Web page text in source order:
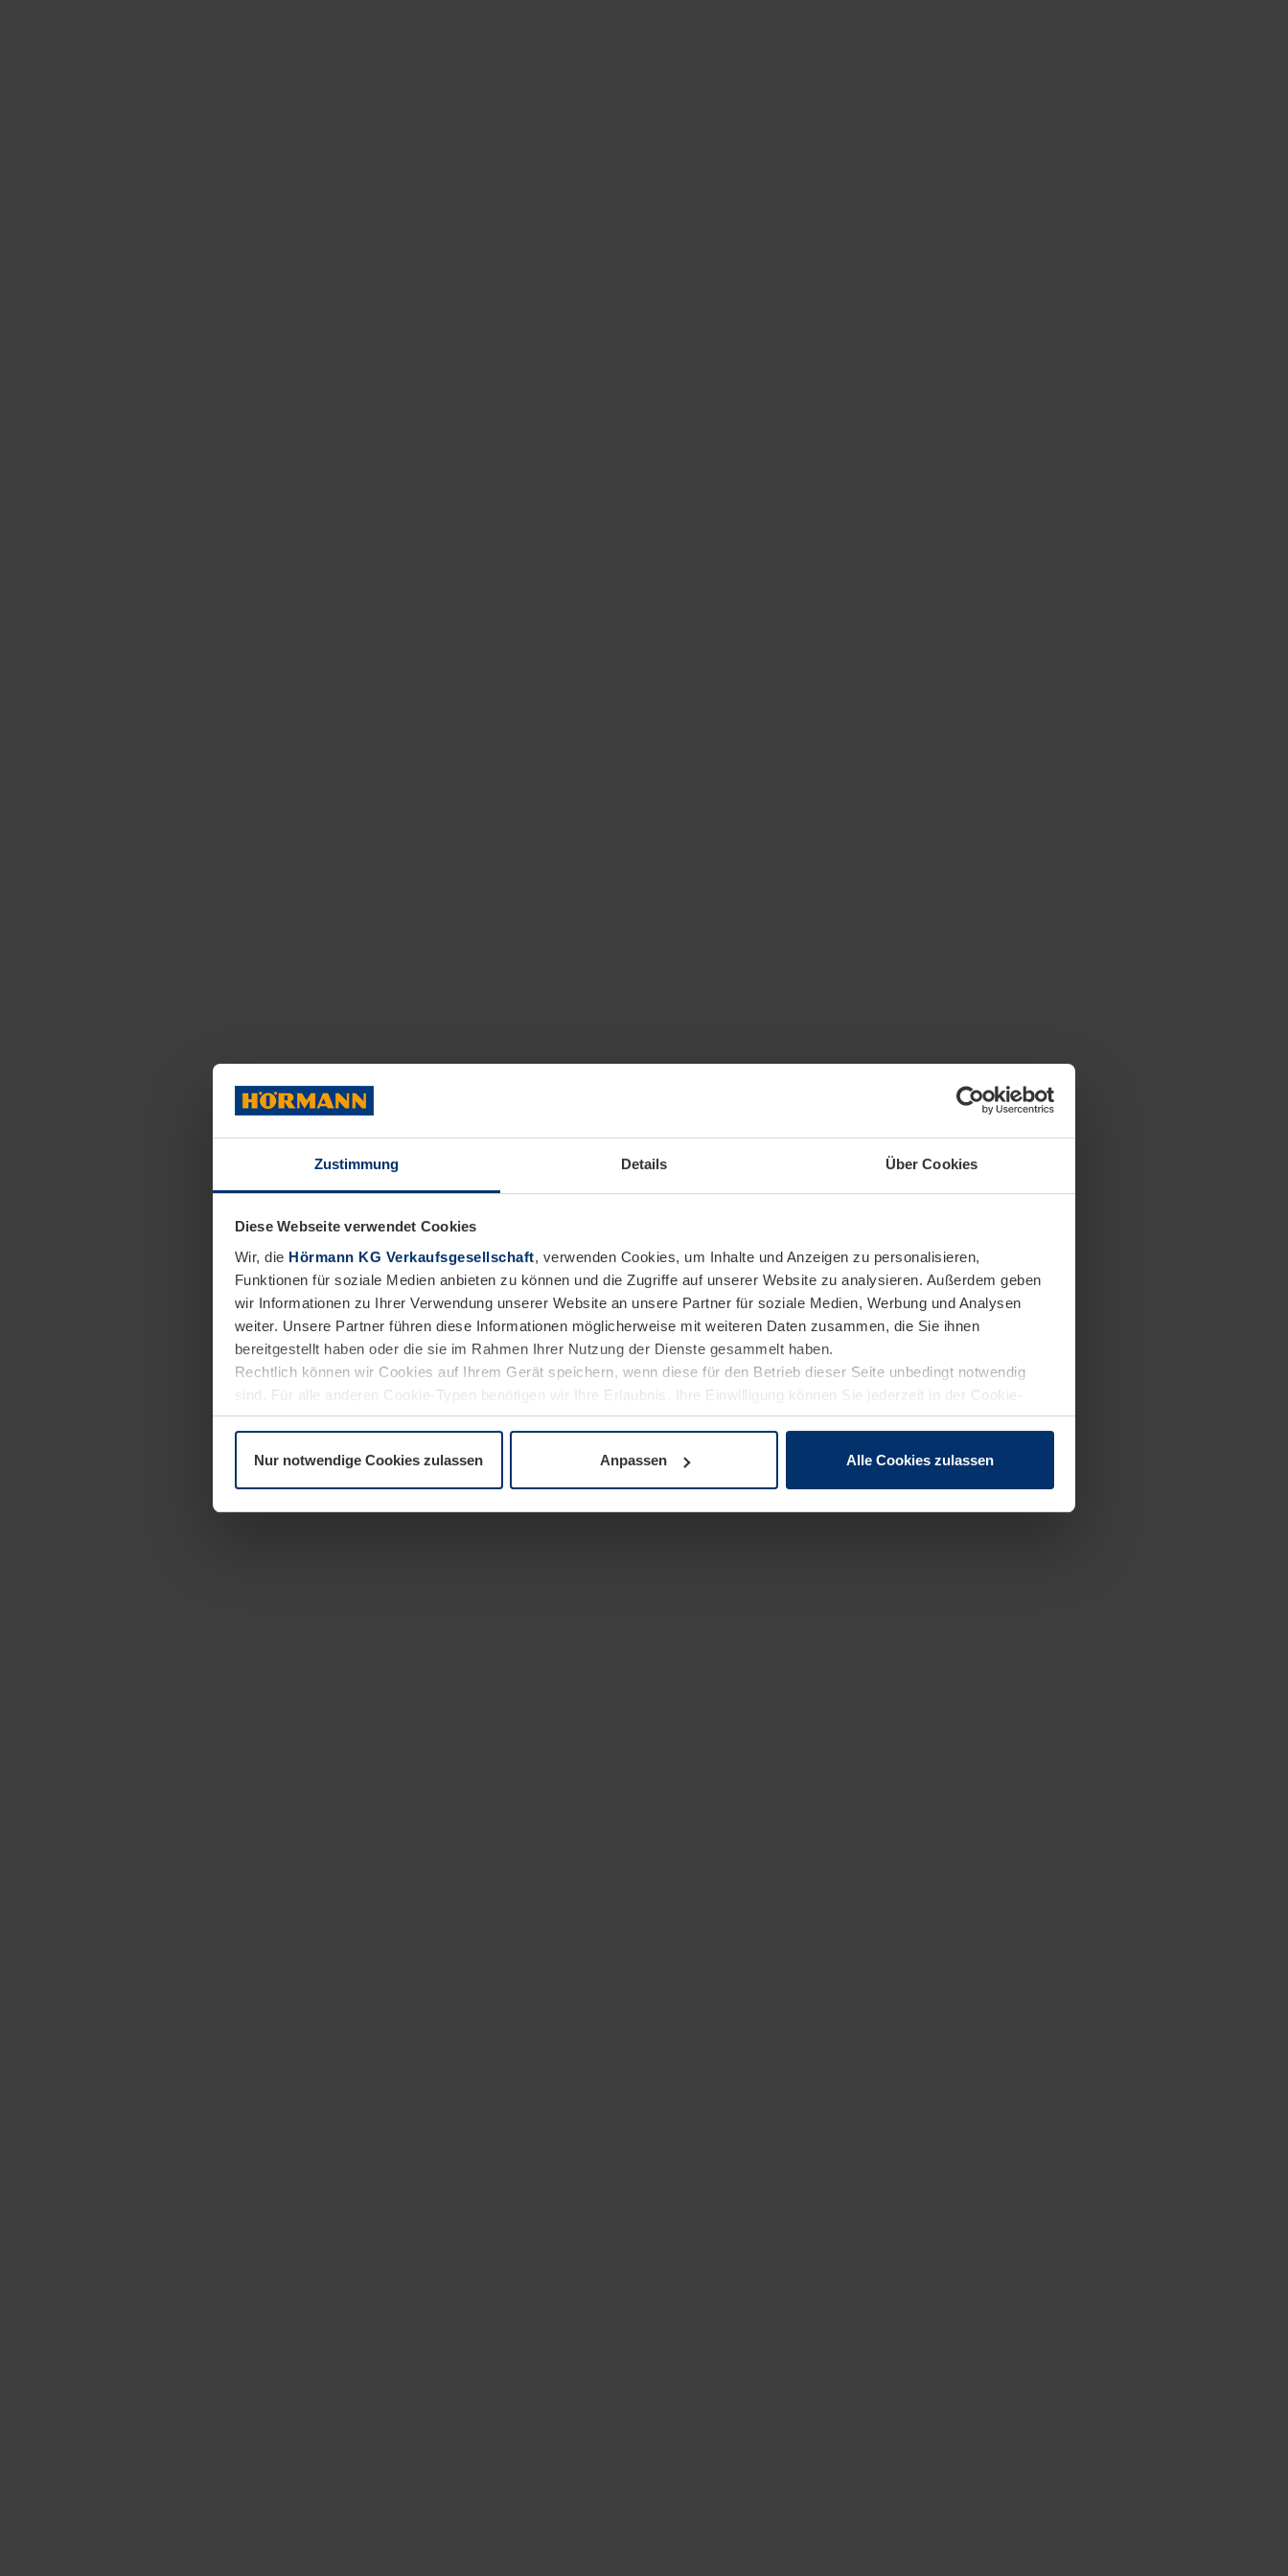
Zustimmung Details Über Cookies
Diese Webseite verwendet Cookies
Wir, die Hörmann KG Verkaufsgesellschaft, verwenden Cookies, um Inhalte und Anzeigen zu personalisieren,
Funktionen für soziale Medien anbieten zu können und die Zugriffe auf unserer Website zu analysieren. Außerdem geben
wir Informationen zu Ihrer Verwendung unserer Website an unsere Partner für soziale Medien, Werbung und Analysen
weiter. Unsere Partner führen diese Informationen möglicherweise mit weiteren Daten zusammen, die Sie ihnen
bereitgestellt haben oder die sie im Rahmen Ihrer Nutzung der Dienste gesammelt haben.
Rechtlich können wir Cookies auf Ihrem Gerät speichern, wenn diese für den Betrieb dieser Seite unbedingt notwendig
sind. Für alle anderen Cookie-Typen benötigen wir Ihre Erlaubnis. Ihre Einwilligung können Sie jederzeit in der Cookie-
Erläuterung auf der SeiteDatenschutzerklärungunserer Website ändern oder widerrufen.
Nur notwendige Cookies zulassen Anpassen Alle Cookies zulassen